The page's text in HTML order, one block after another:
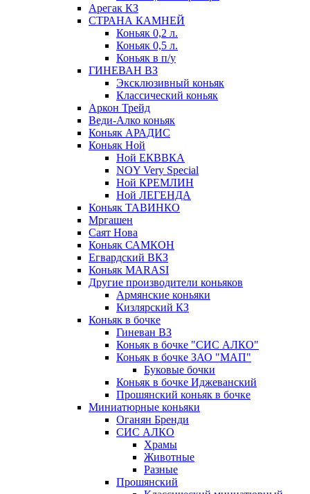
Арегак КЗ
СТРАНА КАМНЕЙ
Коньяк 0,2 л.
Коньяк 0,5 л.
Коньяк в п/у
ГИНЕВАН ВЗ
Эксклюзивный коньяк
Классический коньяк
Аркон Трейд
Веди-Алко коньяк
Коньяк АРАДИС
Коньяк Ной
Ной ЕКВВКА
NOY Very Special
Ной КРЕМЛИН
Ной ЛЕГЕНДА
Коньяк ТАВИНКО
Мргашен
Саят Нова
Коньяк САМКОН
Егвардский ВКЗ
Коньяк MARASI
Другие производители коньяков
Армянские коньяки
Кизлярский КЗ
Коньяк в бочке
Гиневан ВЗ
Коньяк в бочке "СИС АЛКО"
Коньяк в бочке ЗАО "МАП"
Буковые бочки
Коньяк в бочке Иджеванский
Прошянский коньяк в бочке
Миниатюрные коньяки
Оганян Бренди
СИС АЛКО
Храмы
Животные
Разные
Прошянский